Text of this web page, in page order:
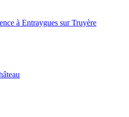
à Entraygues sur Truyère